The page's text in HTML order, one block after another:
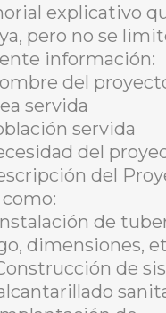
explicativo
pero no se
información:
del
servida
servida
del
del
de
dimensiones,
de